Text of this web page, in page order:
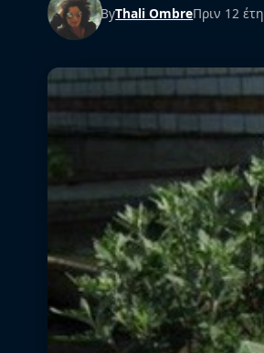
ByThali OmbreΠριν 12 έτη